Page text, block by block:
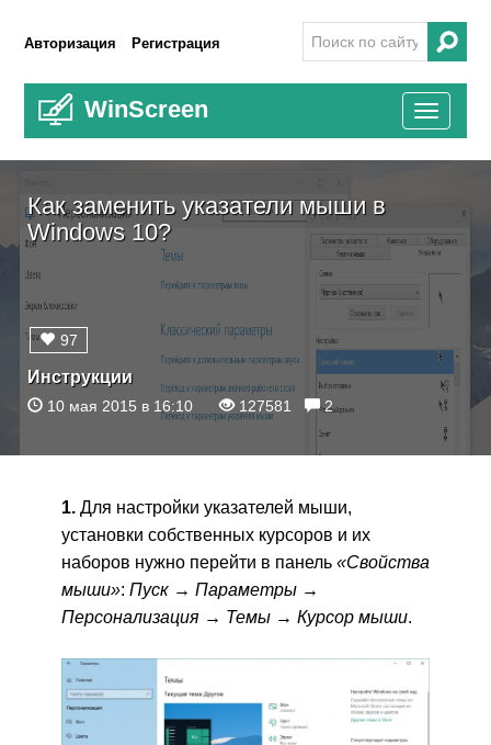
Авторизация Регистрация
WinScreen
Toggle
Как заменить указатели мыши в
Windows 10?
Инструкции
10 мая 2015 в 16:10 127581 2
97
1. Для настройки указателей мыши,
установки собственных курсоров и их
наборов нужно перейти в панель «Свойства
мыши»: Пуск → Параметры →
Персонализация → Темы → Курсор мыши.